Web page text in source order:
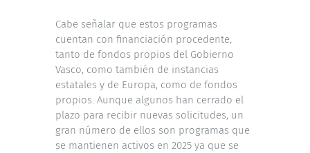
Cabe señalar que estos programas
cuentan con financiación procedente,
tanto de fondos propios del Gobierno
Vasco, como también de instancias
estatales y de Europa, como de fondos
propios. Aunque algunos han cerrado el
plazo para recibir nuevas solicitudes, un
gran número de ellos son programas que
se mantienen activos en 2025 ya que se